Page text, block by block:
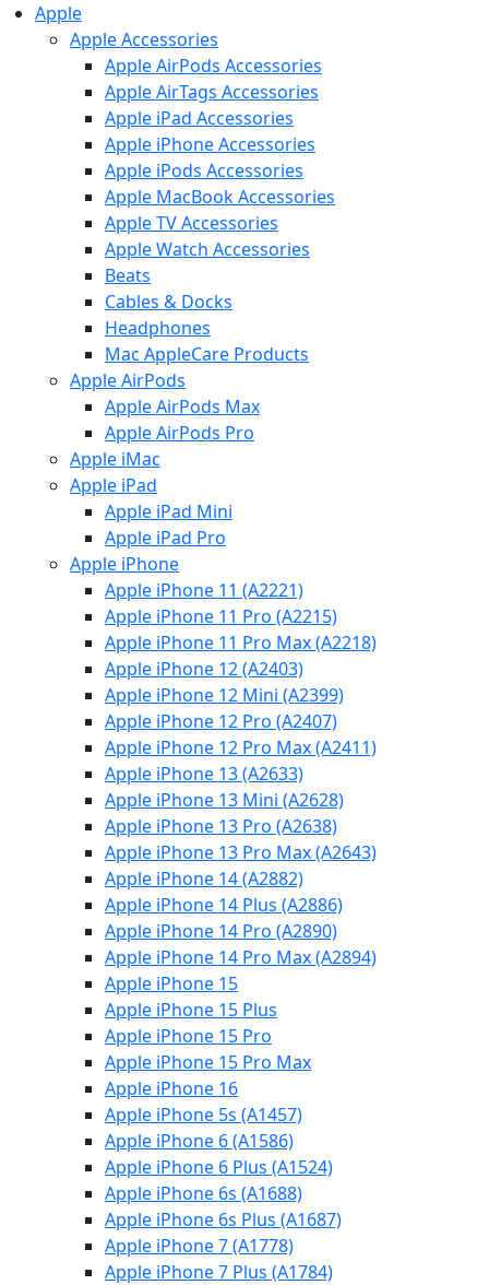
Apple
Apple Accessories
Apple AirPods Accessories
Apple AirTags Accessories
Apple iPad Accessories
Apple iPhone Accessories
Apple iPods Accessories
Apple MacBook Accessories
Apple TV Accessories
Apple Watch Accessories
Beats
Cables & Docks
Headphones
Mac AppleCare Products
Apple AirPods
Apple AirPods Max
Apple AirPods Pro
Apple iMac
Apple iPad
Apple iPad Mini
Apple iPad Pro
Apple iPhone
Apple iPhone 11 (A2221)
Apple iPhone 11 Pro (A2215)
Apple iPhone 11 Pro Max (A2218)
Apple iPhone 12 (A2403)
Apple iPhone 12 Mini (A2399)
Apple iPhone 12 Pro (A2407)
Apple iPhone 12 Pro Max (A2411)
Apple iPhone 13 (A2633)
Apple iPhone 13 Mini (A2628)
Apple iPhone 13 Pro (A2638)
Apple iPhone 13 Pro Max (A2643)
Apple iPhone 14 (A2882)
Apple iPhone 14 Plus (A2886)
Apple iPhone 14 Pro (A2890)
Apple iPhone 14 Pro Max (A2894)
Apple iPhone 15
Apple iPhone 15 Plus
Apple iPhone 15 Pro
Apple iPhone 15 Pro Max
Apple iPhone 16
Apple iPhone 5s (A1457)
Apple iPhone 6 (A1586)
Apple iPhone 6 Plus (A1524)
Apple iPhone 6s (A1688)
Apple iPhone 6s Plus (A1687)
Apple iPhone 7 (A1778)
Apple iPhone 7 Plus (A1784)